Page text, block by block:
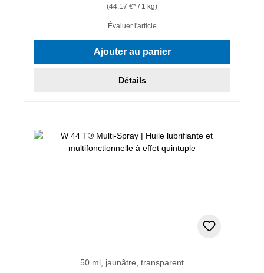
(44,17 €* / 1 kg)
Évaluer l'article
Ajouter au panier
Détails
50 ml, jaunâtre, transparent